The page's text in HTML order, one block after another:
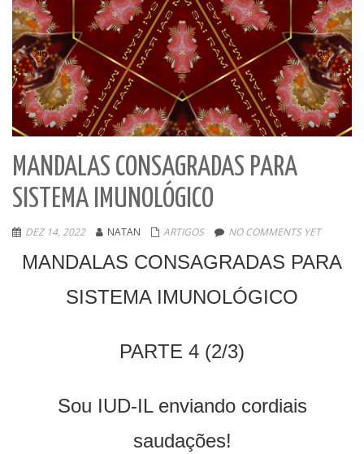
MANDALAS CONSAGRADAS PARA
SISTEMA IMUNOLÓGICO
DEZ 14, 2022 NATAN ARTIGOS NO COMMENTS YET
MANDALAS CONSAGRADAS PARA
SISTEMA IMUNOLÓGICO
PARTE 4 (2/3)
Sou IUD-IL enviando cordiais
saudações!